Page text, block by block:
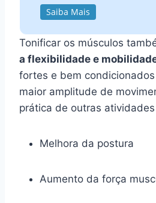
Saiba Mais
Tonificar os músculos
a flexibilidade e
fortes e bem
maior amplitude de
prática de outras
Melhora da postura
Aumento da força